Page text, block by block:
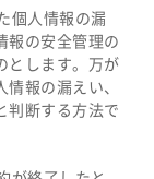
個人情報の漏
報の安全管理の
とします。万が
報の漏えい、
判断する方法で